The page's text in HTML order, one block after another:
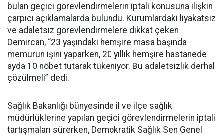
bulan geçici görevlendirmelerin iptali konusuna ilişkin
çarpıcı açıklamalarda bulundu. Kurumlardaki liyakatsiz
ve adaletsiz görevlendirmelere dikkat çeken
Demircan, “23 yaşındaki hemşire masa başında
memurun işini yaparken, 20 yıllık hemşire hastanede
ayda 10 nöbet tutarak tükeniyor. Bu adaletsizlik derhal
çözülmeli” dedi.
Sağlık Bakanlığı bünyesinde il ve ilçe sağlık
müdürlüklerine yapılan geçici görevlendirmelerin iptali
tartışmaları sürerken, Demokratik Sağlık Sen Genel